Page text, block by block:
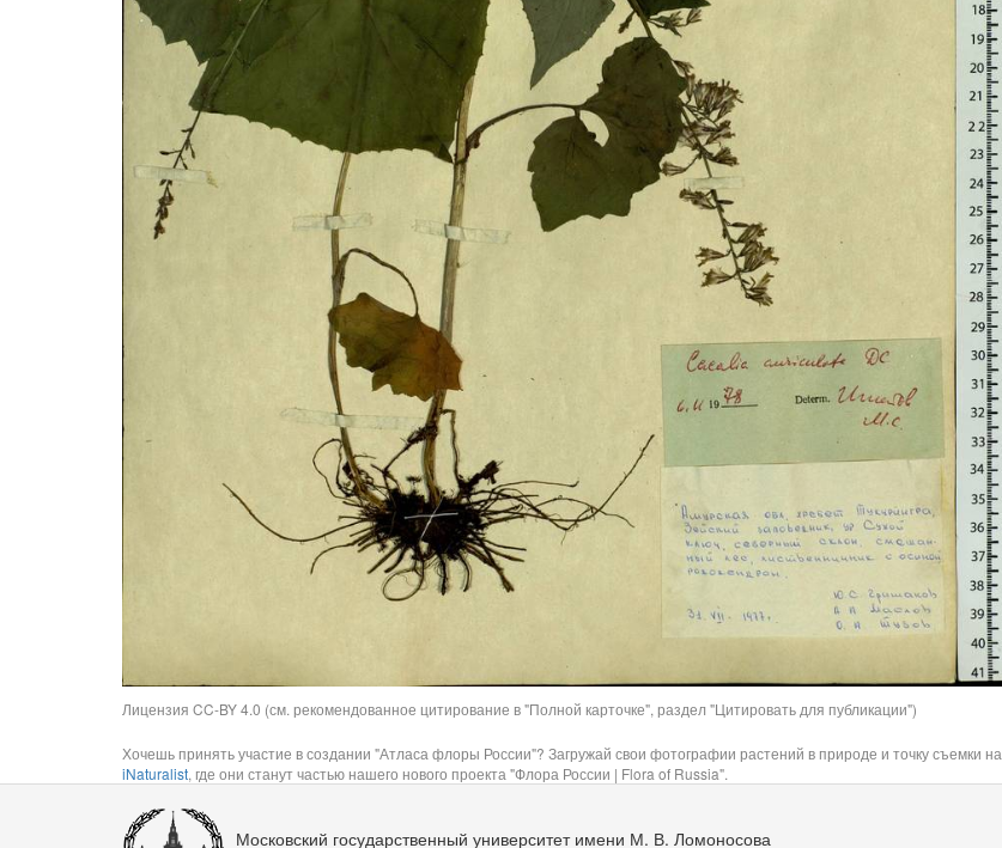
Лицензия CC-BY 4.0 (см. рекомендованное цитирование в "Полной карточке", раздел "Цитировать для публикации")
Хочешь принять участие в создании "Атласа флоры России"? Загружай свои фотографии растений в природе и точку съемки на
iNaturalist, где они станут частью нашего нового проекта "Флора России | Flora of Russia".
Московский государственный университет имени М. В. Ломоносова